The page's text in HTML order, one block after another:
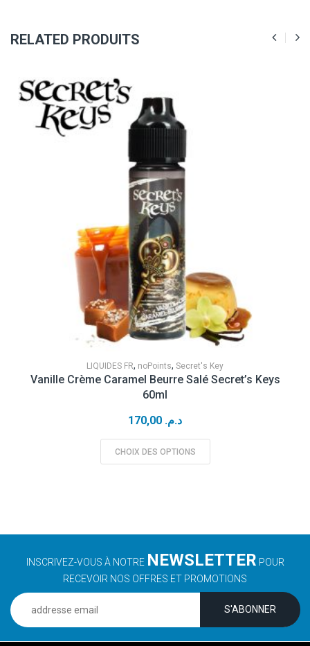
RELATED PRODUITS
LIQUIDES FR, noPoints, Secret's Key
Vanille Crème Caramel Beurre Salé Secret’s Keys
60ml
د.م.
CHOIX DES OPTIONS
INSCRIVEZ-VOUS À NOTRE NEWSLETTER POUR
RECEVOIR NOS OFFRES ET PROMOTIONS